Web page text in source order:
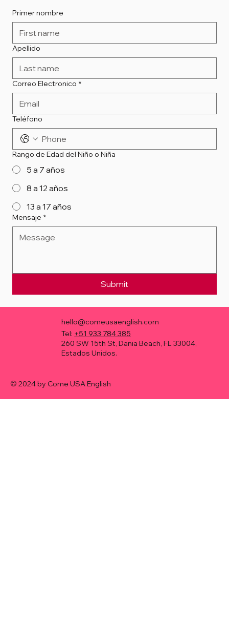
Primer nombre
Apellido
Correo Electronico *
Teléfono
Rango de Edad del Niño o Niña
5 a 7 años
8 a 12 años
13 a 17 años
Mensaje *
Submit
Tel: +51 933 784 385
hello@comeusaenglish.com
260 SW 15th St, Dania Beach, FL 33004,
Estados Unidos.
© 2024 by Come USA English